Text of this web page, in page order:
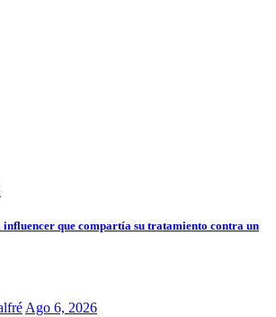
que compartía su tratamiento contra un
Ago 6, 2026